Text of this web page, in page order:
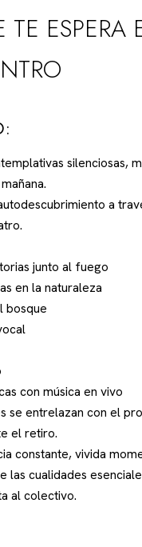
TE ESPERA
silenciosas,
a
junto al fuego
en la naturaleza
bosque
con música en vivo
se entrelazan con el
el retiro.
constante, vivida
las cualidades
al colectivo.